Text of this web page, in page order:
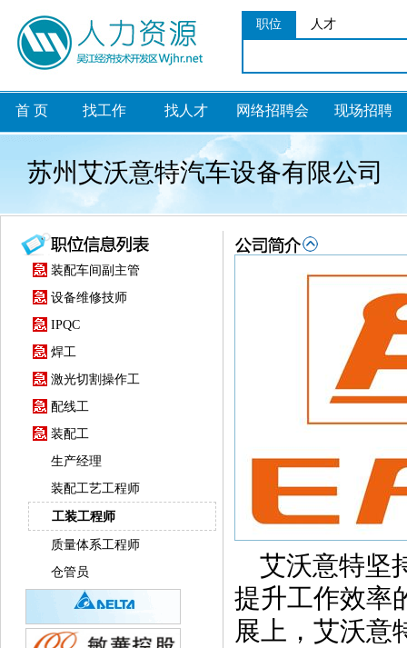
职位 人才
首 页 找工作 找人才 网络招聘会 现场招聘
苏州艾沃意特汽车设备有限公司
装配车间副主管
设备维修技师
IPQC
焊工
激光切割操作工
配线工
装配工
生产经理
装配工艺工程师
工装工程师
质量体系工程师
仓管员
艾沃意特坚
提升工作效率
展上，艾沃意